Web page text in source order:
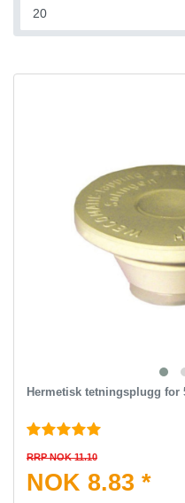
Hermetisk tetningsplugg for
RRP NOK 11.10
NOK 8.83 *